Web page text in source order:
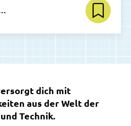
dich mit
aus der Welt der
Technik.